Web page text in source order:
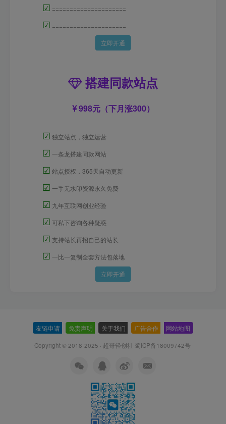
☑ =====================
☑ =====================
立即开通
搭建同款站点
998元（下月涨300）
☑ 独立站点，独立运营
☑ 一条龙搭建同款网站
☑ 站点授权，365天自动更新
☑ 一手无水印资源永久免费
☑ 九年互联网创业经验
☑ 可私下咨询各种疑惑
☑ 支持站长再招自己的站长
☑ 一比一复制全套方法包落地
立即开通
友链申请 免责声明 关于我们 广告合作 网站地图
Copyright © 2018-2025 · 超哥轻创社 蜀ICP备18009742号